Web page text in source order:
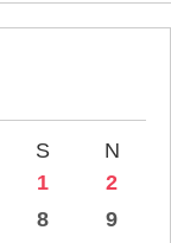
S
N
1
2
8
9